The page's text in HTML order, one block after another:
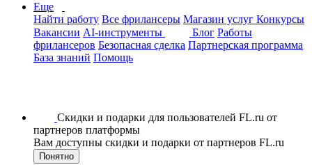
Еще
Найти работу Все фрилансеры Магазин услуг Конкурсы
Вакансии AI-инструменты Блог Работы
фрилансеров Безопасная сделка Партнерская программа
База знаний Помощь
Скидки и подарки для пользователей FL.ru от
партнеров платформы
Вам доступны скидки и подарки от партнеров FL.ru
Понятно